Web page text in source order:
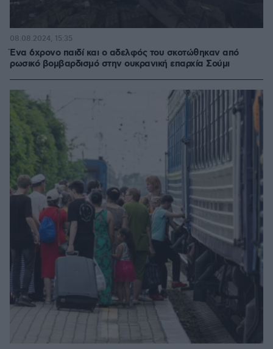
Ένα 6χρονο παιδί και ο αδελφός του σκοτώθηκαν από
ρωσικό βομβαρδισμό στην ουκρανική επαρχία Σούμι
08.08.2024, 15:35